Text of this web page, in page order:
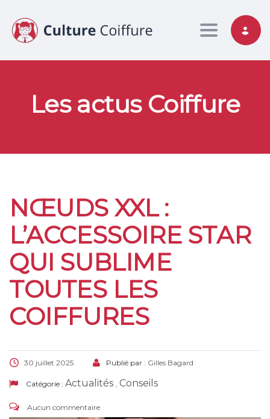
Toggle
Les actus Coiffure
NŒUDS XXL :
L’ACCESSOIRE STAR
QUI SUBLIME
TOUTES LES
COIFFURES
30 juillet 2025 Publié par : Gilles Bagard
Catégorie : Actualités , Conseils
Aucun commentaire